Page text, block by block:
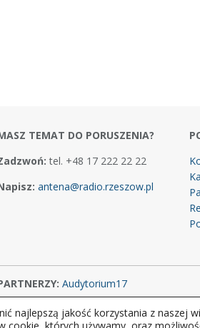
TEMAT DO PORUSZENIA?
tel. +48 17 222 22 22
antena@radio.rzeszow.pl
Audytorium17
w likwidacj. Wszelkie prawa
najlepszą jakość korzystania z naszej